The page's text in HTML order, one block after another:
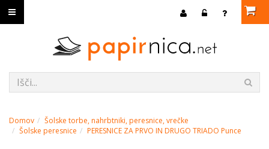
Domov
Šolske torbe, nahrbtniki, peresnice, vrečke
Šolske peresnice
PERESNICE ZA PRVO IN DRUGO TRIADO Punce